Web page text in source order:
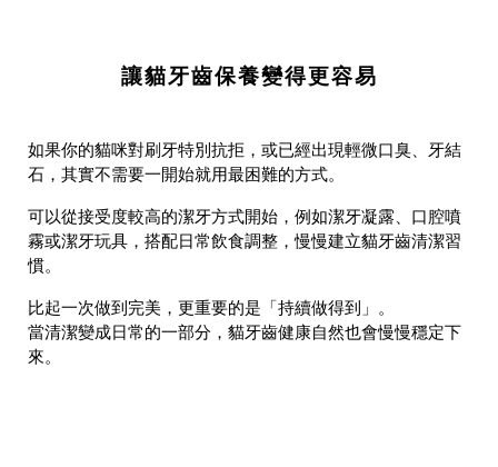
讓貓牙齒保養變得更容易
如果你的貓咪對刷牙特別抗拒，或已經出現輕微口臭、牙結
石，其實不需要一開始就用最困難的方式。
可以從接受度較高的潔牙方式開始，例如潔牙凝露、口腔噴
霧或潔牙玩具，搭配日常飲食調整，慢慢建立貓牙齒清潔習
慣。
比起一次做到完美，更重要的是「持續做得到」。
當清潔變成日常的一部分，貓牙齒健康自然也會慢慢穩定下
來。